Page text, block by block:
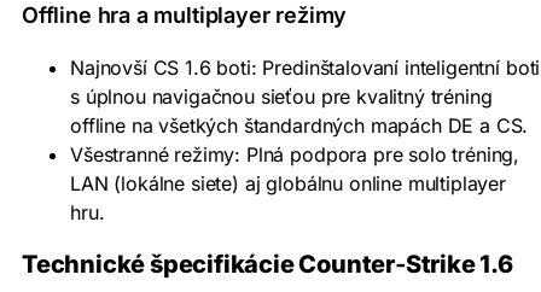
Offline hra a multiplayer režimy
Najnovší CS 1.6 boti: Predinštalovaní inteligentní boti
s úplnou navigačnou sieťou pre kvalitný tréning
offline na všetkých štandardných mapách DE a CS.
Všestranné režimy: Plná podpora pre solo tréning,
LAN (lokálne siete) aj globálnu online multiplayer
hru.
Technické špecifikácie Counter‑Strike 1.6